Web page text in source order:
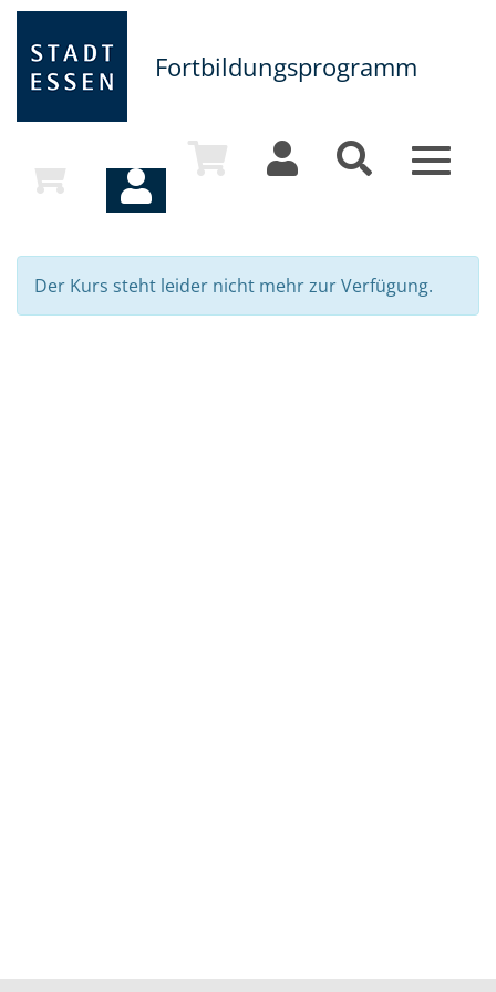
Fortbildungsprogramm
Toggle
Der Kurs steht leider nicht mehr zur Verfügung.